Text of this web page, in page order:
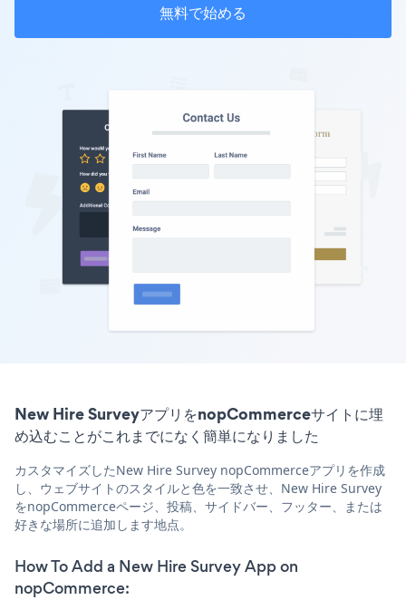
無料で始める
New Hire SurveyアプリをnopCommerceサイトに埋
め込むことがこれまでになく簡単になりました
カスタマイズしたNew Hire Survey nopCommerceアプリを作成
し、ウェブサイトのスタイルと色を一致させ、New Hire Survey
をnopCommerceページ、投稿、サイドバー、フッター、または
好きな場所に追加します地点。
How To Add a New Hire Survey App on
nopCommerce: